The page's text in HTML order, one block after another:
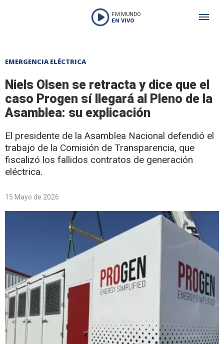
FM MUNDO
EN VIVO
EMERGENCIA ELÉCTRICA
Niels Olsen se retracta y dice que el
caso Progen sí llegará al Pleno de la
Asamblea: su explicación
El presidente de la Asamblea Nacional defendió el
trabajo de la Comisión de Transparencia, que
fiscalizó los fallidos contratos de generación
eléctrica.
15 Mayo de 2026